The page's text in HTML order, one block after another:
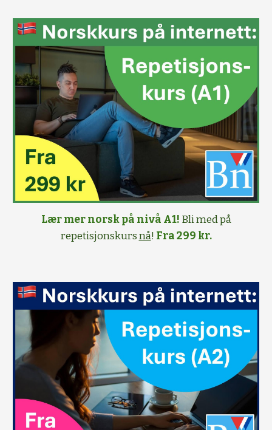
Lær mer norsk på nivå A1! Bli med på
repetisjonskursnå! Fra 299 kr.